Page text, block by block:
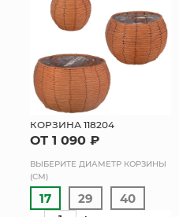
КОРЗИНА 118204
ОТ 1 090 ₽
ВЫБЕРИТЕ ДИАМЕТР КОРЗИНЫ
(СМ)
17 29 40